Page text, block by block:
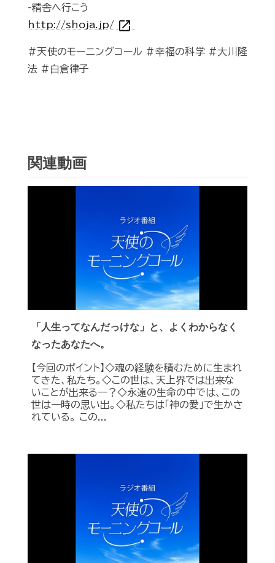
-精舎へ行こう
http://shoja.jp/ open_in_new
#天使のモーニングコール #幸福の科学 #大川隆
法 #白倉律子
関連動画
「人生ってなんだっけな」と、よくわからなく
なったあなたへ。
【今回のポイント】◇魂の経験を積むために生まれ
てきた、私たち。◇この世は、天上界では出来な
いことが出来る―？◇永遠の生命の中では、この
世は一時の思い出。◇私たちは「神の愛」で生かさ
れている。 この...